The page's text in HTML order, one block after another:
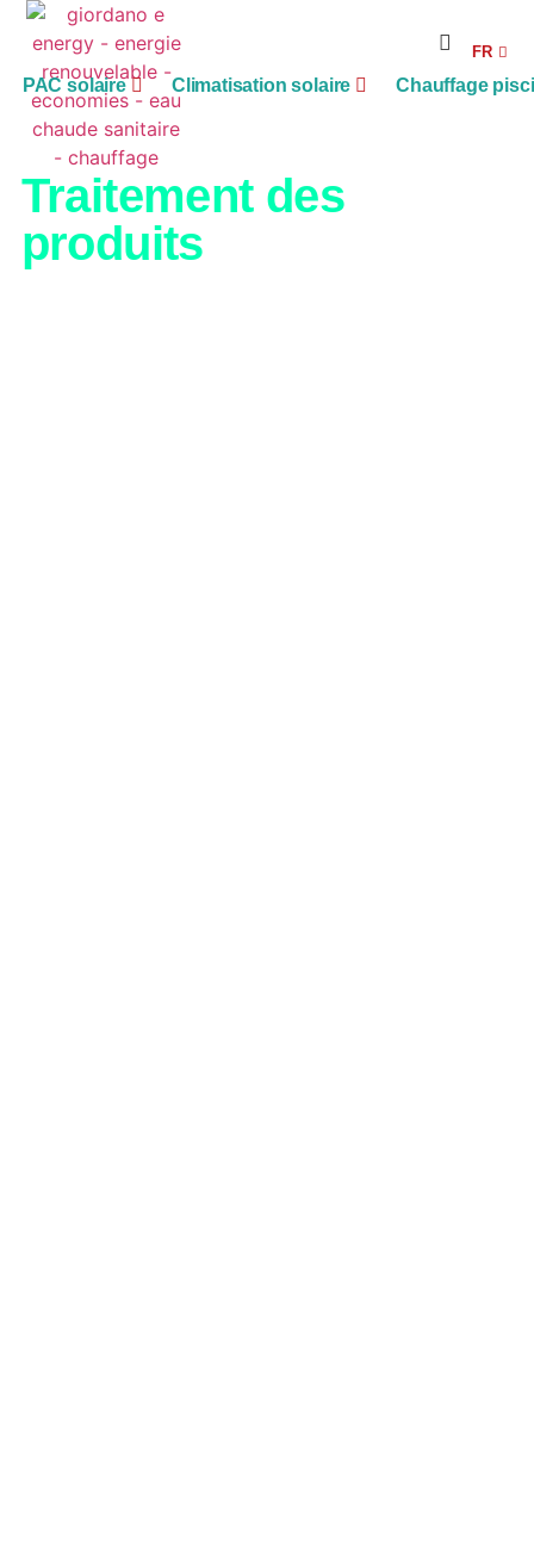
PAC solaire Climatisation solaire Chauffage
FR
AG
Traitement des
produits